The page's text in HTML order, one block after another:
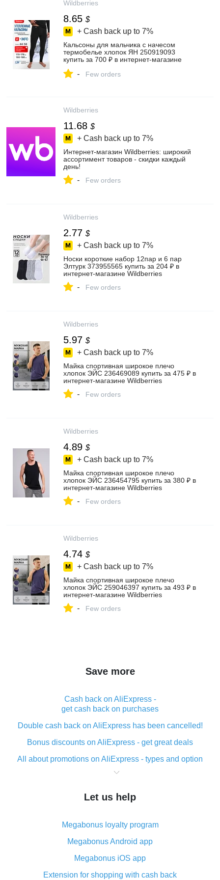
Wildberries
8.65 $
+ Cash back up to 7%
Кальсоны для мальчика с начесом
термобелье хлопок ЯН 250919093
купить за 700 ₽ в интернет‑магазине
- Few orders
Wildberries
11.68 $
+ Cash back up to 7%
Интернет‑магазин Wildberries: широкий
ассортимент товаров - скидки каждый
день!
- Few orders
Wildberries
2.77 $
+ Cash back up to 7%
Носки короткие набор 12пар и 6 пар
Элтурк 373955565 купить за 204 ₽ в
интернет‑магазине Wildberries
- Few orders
Wildberries
5.97 $
+ Cash back up to 7%
Майка спортивная широкое плечо
хлопок ЭЙС 236469089 купить за 475 ₽ в
интернет‑магазине Wildberries
- Few orders
Wildberries
4.89 $
+ Cash back up to 7%
Майка спортивная широкое плечо
хлопок ЭЙС 236454795 купить за 380 ₽ в
интернет‑магазине Wildberries
- Few orders
Wildberries
4.74 $
+ Cash back up to 7%
Майка спортивная широкое плечо
хлопок ЭЙС 259046397 купить за 493 ₽ в
интернет‑магазине Wildberries
- Few orders
Save more
Cash back on AliExpress -
get cash back on purchases
Double cash back on AliExpress has been cancelled!
Bonus discounts on AliExpress - get great deals
All about promotions on AliExpress - types and option
What is cash back when making purchases on
The best place to download cash back for AliExpress
What is the AliExpress cash back plugin and what are
its advantages
Cash back from the AliExpress mobile app -
advantages of the plugin
Let us help
Megabonus loyalty program
Megabonus Android app
Megabonus iOS app
Extension for shopping with cash back